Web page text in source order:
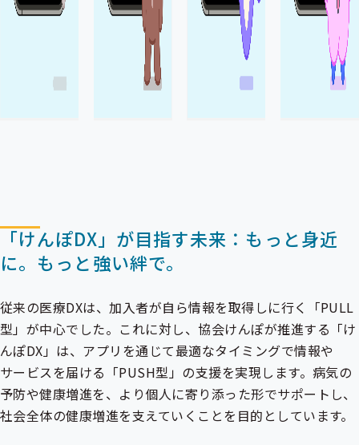
「けんぽDX」が目指す未来：もっと身近
に。もっと強い絆で。
従来の医療DXは、加入者が自ら情報を取得しに行く「PULL
型」が中心でした。これに対し、協会けんぽが推進する「け
んぽDX」は、アプリを通じて最適なタイミングで情報や
サービスを届ける「PUSH型」の支援を実現します。病気の
予防や健康増進を、より個人に寄り添った形でサポートし、
社会全体の健康増進を支えていくことを目的としています。